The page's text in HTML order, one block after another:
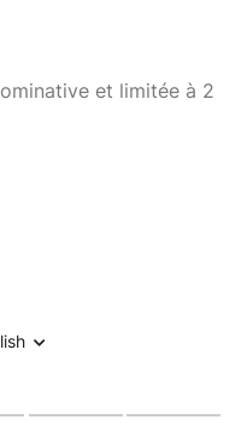
et limitée à 2